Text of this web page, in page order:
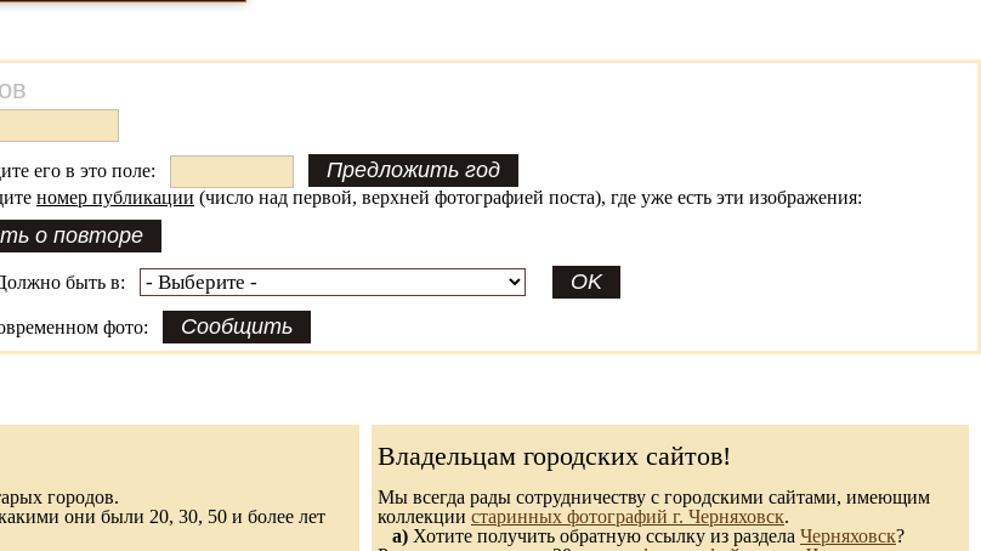
его в это поле:
номер публикации (число над первой, верхней фотографией поста), где уже есть эти изображения:
быть в:
фото:
городов.
они были 20, 30, 50 и более лет
Владельцам городских сайтов!
Мы всегда рады сотрудничеству с городскими сайтами, имеющим
коллекции старинных фотографий г. Черняховск.
а) Хотите получить обратную ссылку из раздела Черняховск?